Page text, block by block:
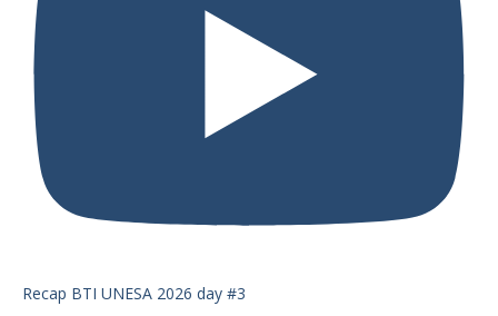
Recap BTI UNESA 2026 day #3